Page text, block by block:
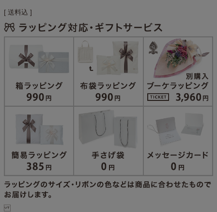
送料込